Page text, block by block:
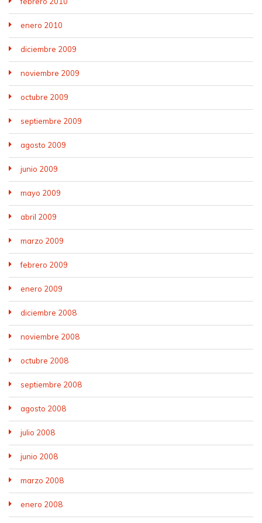
enero 2010
diciembre 2009
noviembre 2009
octubre 2009
septiembre 2009
agosto 2009
junio 2009
mayo 2009
abril 2009
marzo 2009
febrero 2009
enero 2009
diciembre 2008
noviembre 2008
octubre 2008
septiembre 2008
agosto 2008
julio 2008
junio 2008
marzo 2008
enero 2008